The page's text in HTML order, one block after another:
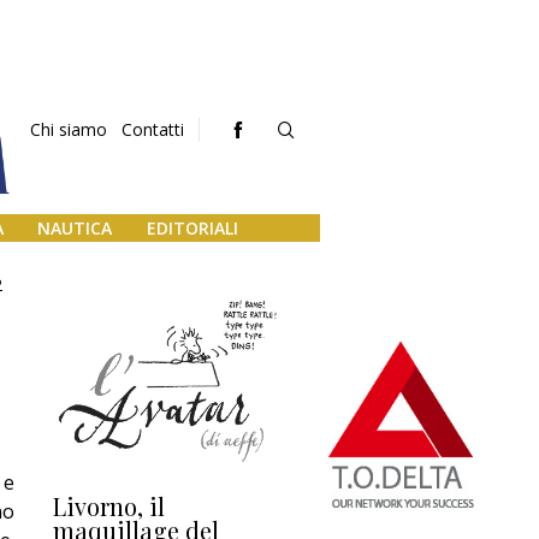
Chi siamo Contatti
NAUTICA EDITORIALI
Livorno, il
maquillage del
L’uscita di scena di